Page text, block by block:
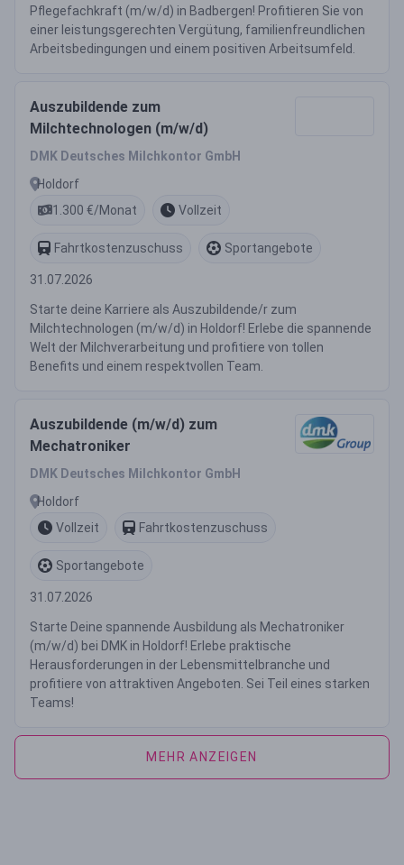
Pflegefachkraft (m/w/d) in Badbergen! Profitieren Sie von
einer leistungsgerechten Vergütung, familienfreundlichen
Arbeitsbedingungen und einem positiven Arbeitsumfeld.
Auszubildende zum
Milchtechnologen (m/w/d)
DMK Deutsches Milchkontor GmbH
Holdorf
1.300 €/Monat
Vollzeit
Fahrtkostenzuschuss Sportangebote
31.07.2026
Starte deine Karriere als Auszubildende/r zum
Milchtechnologen (m/w/d) in Holdorf! Erlebe die spannende
Welt der Milchverarbeitung und profitiere von tollen
Benefits und einem respektvollen Team.
Auszubildende (m/w/d) zum
Mechatroniker
DMK Deutsches Milchkontor GmbH
Holdorf
Vollzeit
Fahrtkostenzuschuss
Sportangebote
31.07.2026
Starte Deine spannende Ausbildung als Mechatroniker
(m/w/d) bei DMK in Holdorf! Erlebe praktische
Herausforderungen in der Lebensmittelbranche und
profitiere von attraktiven Angeboten. Sei Teil eines starken
Teams!
MEHR ANZEIGEN